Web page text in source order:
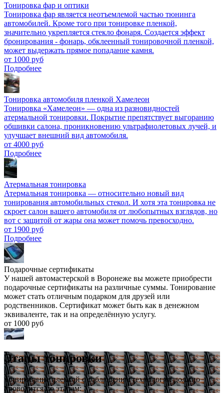
Тонировка фар и оптики
Тонировка фар является неотъемлемой частью тюнинга
автомобилей. Кроме того при тонировке пленкой,
значительно укрепляется стекло фонаря. Создается эффект
бронирования - фонарь, обклеенный тонировочной пленкой,
может выдержать прямое попадание камня.
от 1000 руб
Подробнее
Тонировка автомобиля пленкой Хамелеон
Тонировка «Хамелеон» — одна из разновидностей
атермальной тонировки. Покрытие препятствует выгоранию
обшивки салона, проникновению ультрафиолетовых лучей, и
улучшает внешний вид автомобиля.
от 4000 руб
Подробнее
Атермальная тонировка
Атермальная тонировка — относительно новый вид
тонирования автомобильных стекол. И хотя эта тонировка не
скроет салон вашего автомобиля от любопытных взглядов, но
вот с защитой от жары она может помочь превосходно.
от 1900 руб
Подробнее
Подарочные сертификаты
У нашей автомастерской в Воронеже вы можете приобрести
подарочные сертификаты на различные суммы. Тонирование
может стать отличным подарком для друзей или
родственников. Сертификат может быть как в денежном
эквиваленте, так и на определённую услугу.
от 1000 руб
Этапы тонировки
Тонирование пленкой с соблюденим технологии должно
проводится по этапам: